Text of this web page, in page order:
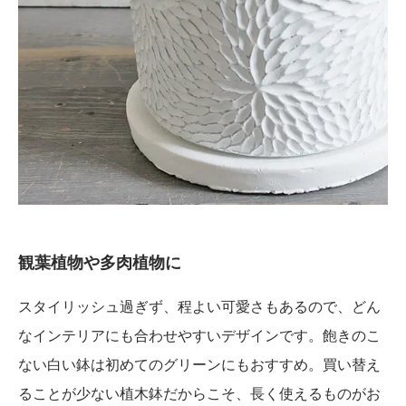
観葉植物や多肉植物に
スタイリッシュ過ぎず、程よい可愛さもあるので、どん
なインテリアにも合わせやすいデザインです。飽きのこ
ない白い鉢は初めてのグリーンにもおすすめ。買い替え
ることが少ない植木鉢だからこそ、長く使えるものがお